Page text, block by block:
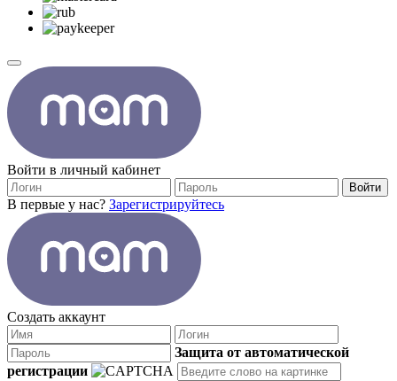
Войти в личный кабинет
Войти
В первые у нас? Зарегистрируйтесь
Создать аккаунт
Защита от автоматической
регистрации